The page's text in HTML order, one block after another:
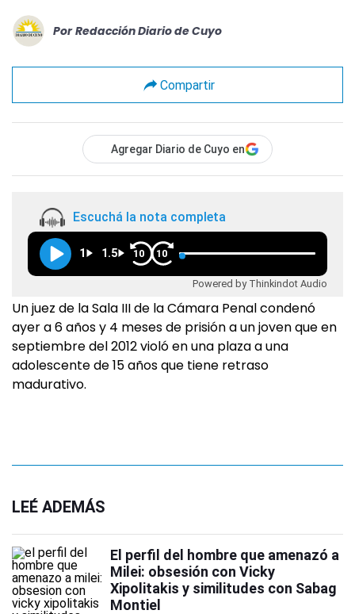
Por Redacción Diario de Cuyo
Compartir
Agregar Diario de Cuyo en
Escuchá la nota completa
1 1.5 10 10
Powered by Thinkindot Audio
Un juez de la Sala III de la Cámara Penal condenó
ayer a 6 años y 4 meses de prisión a un joven que en
septiembre del 2012 violó en una plaza a una
adolescente de 15 años que tiene retraso
madurativo.
LEÉ ADEMÁS
El perfil del hombre que amenazó a
Milei: obsesión con Vicky
Xipolitakis y similitudes con Sabag
Montiel